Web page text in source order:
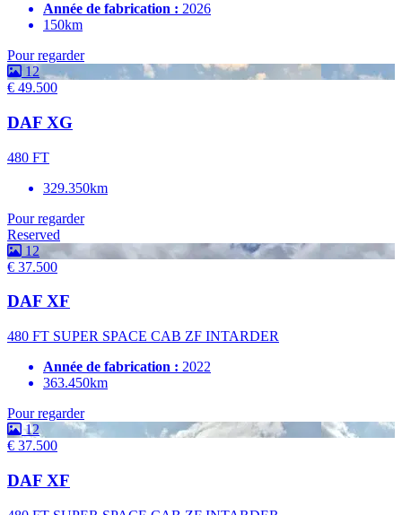
Année de fabrication : 2026
150km
Pour regarder
12
€ 49.500
DAF XG
480 FT
329.350km
Pour regarder
Reserved
12
€ 37.500
DAF XF
480 FT SUPER SPACE CAB ZF INTARDER
Année de fabrication : 2022
363.450km
Pour regarder
12
€ 37.500
DAF XF